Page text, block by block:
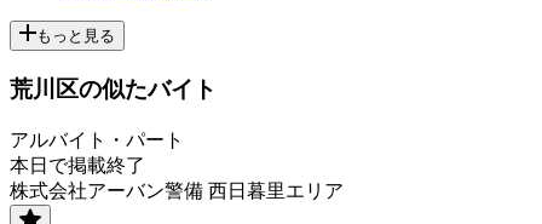
もっと見る
荒川区の似たバイト
アルバイト・パート
本日で掲載終了
株式会社アーバン警備 西日暮里エリア